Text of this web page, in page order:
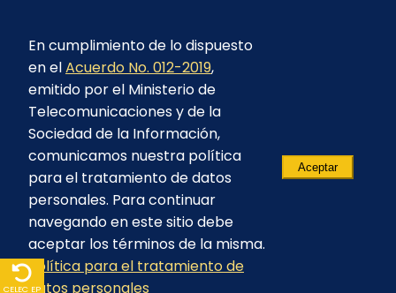
© 2023 - CELEC EP - Todos los derechos
reservados
En cumplimiento de lo dispuesto
en elAcuerdo No. 012-2019,
emitido por el Ministerio de
Telecomunicaciones y de la
Sociedad de la Información,
comunicamos nuestra política
para el tratamiento de datos
personales. Para continuar
navegando en este sitio debe
aceptar los términos de la misma.
Política para el tratamiento de
datos personales
Aceptar
CELEC EP